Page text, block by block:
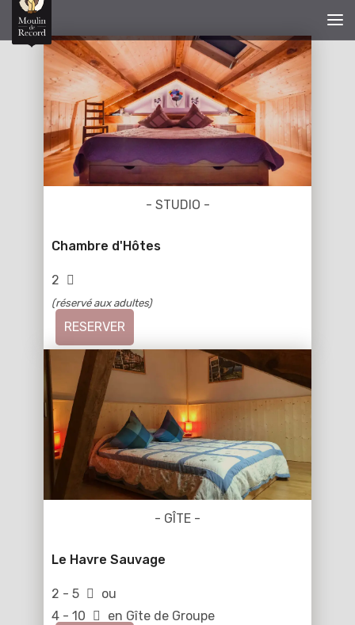
- STUDIO -
Chambre d'Hôtes
2
(réservé aux adultes)
RESERVER
- GÎTE -
Le Havre Sauvage
2 - 5
ou
4 - 10
en Gîte de Groupe